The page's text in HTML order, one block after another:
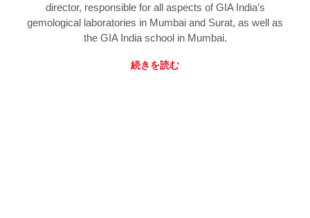
director, responsible for all aspects of GIA India’s
gemological laboratories in Mumbai and Surat, as well as
the GIA India school in Mumbai.
続きを読む